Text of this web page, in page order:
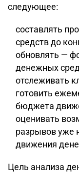
следующее:
составлять
средств до
обновлять —
денежных
отслеживать
готовить
бюджета
оценивать
разрывов уже
движения
Цель анализа